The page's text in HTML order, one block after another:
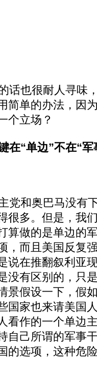
话也很耐人寻味
简单的办法，因
个立场？
在“单边”不在“军
党和奥巴马没有
很多。但是，我
算做的是单边的
，而且美国反复
说在推翻叙利亚
没有区别的，只
景假设一下，假
国家也来请美国
看作的一个单边
自己所谓的军事
的选项，这种危